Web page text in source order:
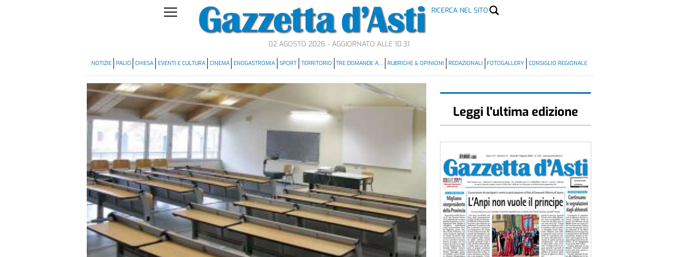
RICERCA NEL SITO
02 AGOSTO 2026 - AGGIORNATO ALLE 10.31
NOTIZIE PALIO CHIESA EVENTI E CULTURA CINEMA ENOGASTROMIA SPORT TERRITORIO TRE DOMANDE A… RUBRICHE & OPINIONI REDAZIONALI FOTOGALLERY CONSIGLIO REGIONALE
Leggi l'ultima edizione